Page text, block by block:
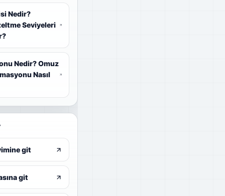
Nedir?
Seviyeleri
Nedir? Omuz
Nasıl
git
git